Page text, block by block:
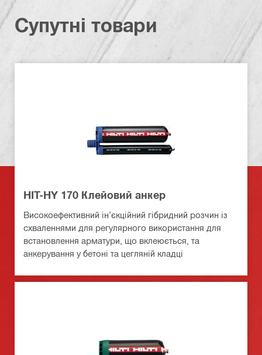
Супутні товари
HIT-HY 170 Клейовий анкер
Високоефективний ін’єкційний гібридний розчин із
схваленнями для регулярного використання для
встановлення арматури, що вклеюється, та
анкерування у бетоні та цегляній кладці